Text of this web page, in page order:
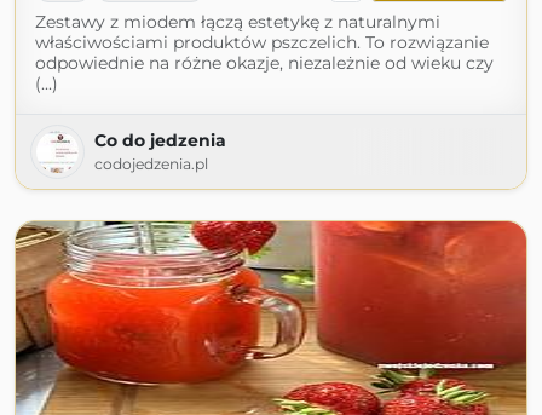
Zestawy z miodem łączą estetykę z naturalnymi
właściwościami produktów pszczelich. To rozwiązanie
odpowiednie na różne okazje, niezależnie od wieku czy
(...)
Co do jedzenia
codojedzenia.pl